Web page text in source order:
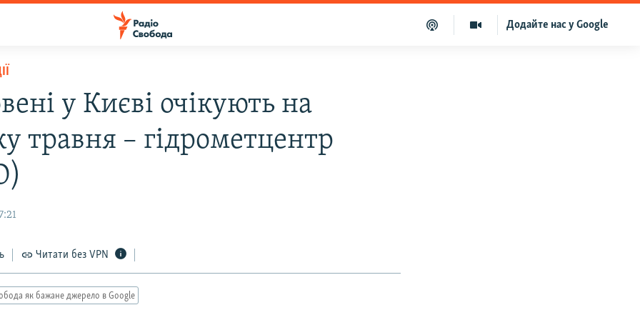
Додайте нас у Google
у Києві очікують на
травня – гідрометцентр
Читати без VPN
як бажане джерело в Google